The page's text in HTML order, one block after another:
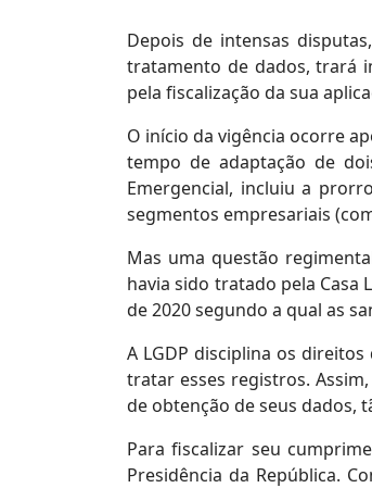
Depois de intensas
tratamento de dados, trará
pela fiscalização da sua
O início da vigência ocorre
tempo de adaptação de
Emergencial, incluiu a
segmentos empresariais
Mas uma questão
havia sido tratado pela Casa
de 2020 segundo a qual as
A LGDP disciplina os
tratar esses registros.
de obtenção de seus dados,
Para fiscalizar seu
Presidência da República.